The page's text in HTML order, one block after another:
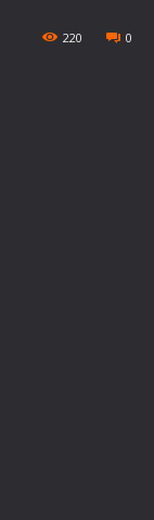
0
220